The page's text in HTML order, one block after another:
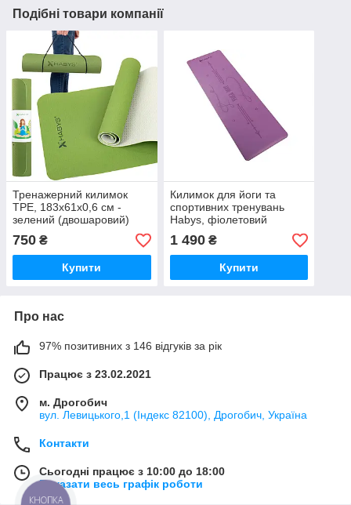
Подібні товари компанії
Тренажерний килимок
TPE, 183x61x0,6 см -
зелений (двошаровий)
750 ₴
Купити
Килимок для йоги та
спортивних тренувань
Habys, фіолетовий
1 490₴
Купити
Про нас
97% позитивних з 146 відгуків за рік
Працює з 23.02.2021
м. Дрогобич
вул. Левицького,1 (Індекс 82100), Дрогобич, Україна
Контакти
Сьогодні працює з 10:00 до 18:00
Показати весь графік роботи
КНОПКА